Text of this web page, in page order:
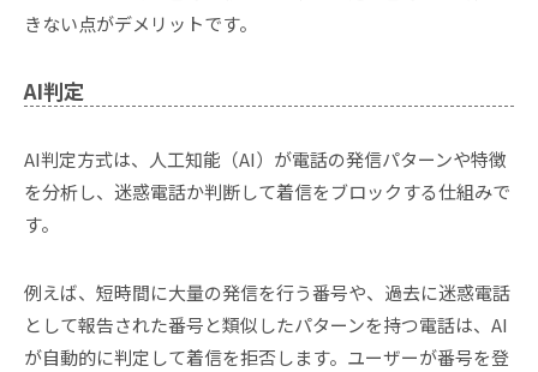
きない点がデメリットです。
AI判定
AI判定方式は、人工知能（AI）が電話の発信パターンや特徴
を分析し、迷惑電話か判断して着信をブロックする仕組みで
す。
例えば、短時間に大量の発信を行う番号や、過去に迷惑電話
として報告された番号と類似したパターンを持つ電話は、AI
が自動的に判定して着信を拒否します。ユーザーが番号を登